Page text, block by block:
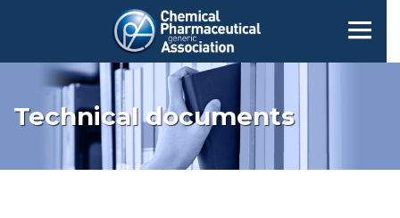
Technical documents